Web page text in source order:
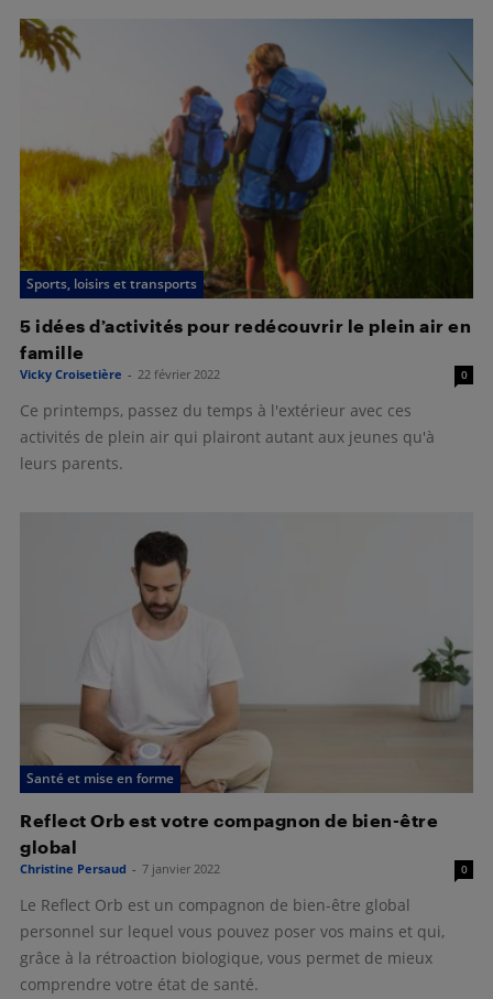
Sports, loisirs et transports
5 idées d’activités pour redécouvrir le plein air en
famille
Vicky Croisetière - 22 février 2022 0
Ce printemps, passez du temps à l'extérieur avec ces
activités de plein air qui plairont autant aux jeunes qu'à
leurs parents.
Santé et mise en forme
Reflect Orb est votre compagnon de bien-être
global
Christine Persaud - 7 janvier 2022 0
Le Reflect Orb est un compagnon de bien-être global
personnel sur lequel vous pouvez poser vos mains et qui,
grâce à la rétroaction biologique, vous permet de mieux
comprendre votre état de santé.